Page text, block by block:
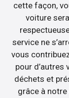
cette façon,
voiture
service ne
vous
pour d’autres
déchets et
grâce à